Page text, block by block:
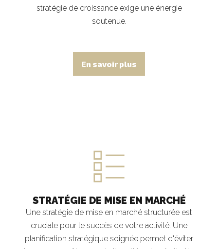
stratégie de croissance exige une énergie
soutenue.
En savoir plus
STRATÉGIE DE MISE EN MARCHÉ
Une stratégie de mise en marché structurée est
cruciale pour le succès de votre activité. Une
planification stratégique soignée permet d'éviter